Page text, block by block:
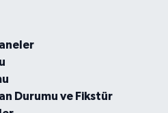
Durumu ve Fikstür